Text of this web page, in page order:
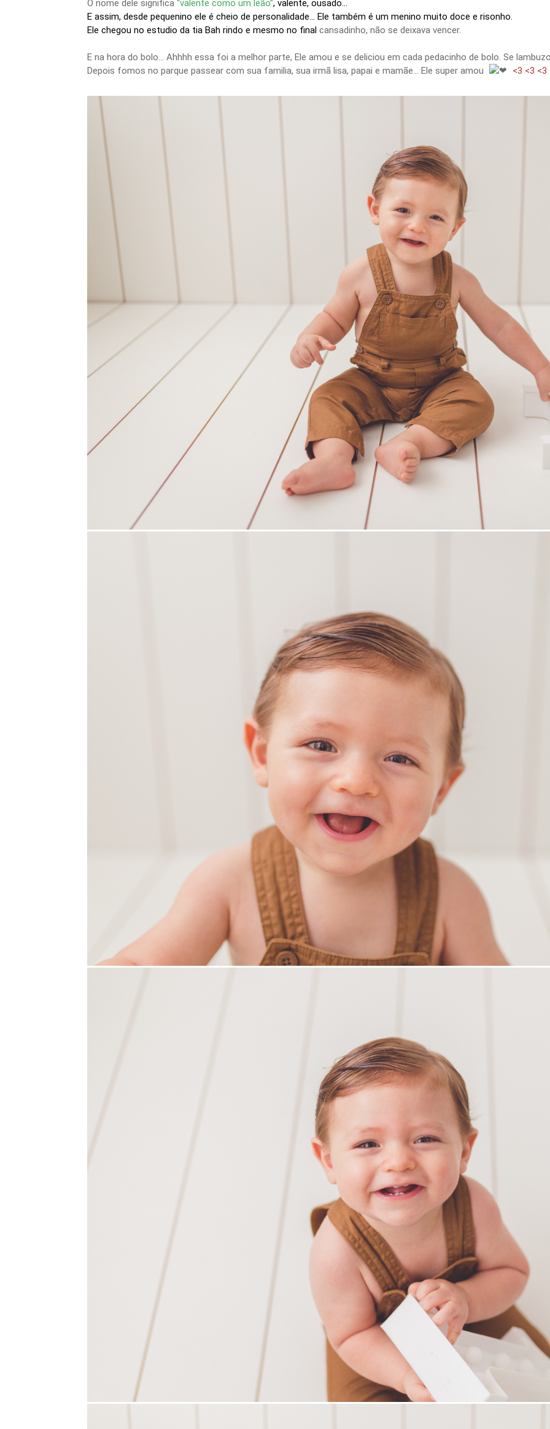
O nome dele significa “valente como um leão”, valente, ousado...
E assim, desde pequenino ele é cheio de personalidade... Ele também é um menino muito doce e risonho.
Ele chegou no estudio da tia Bah rindo e mesmo no final cansadinho, não se deixava vencer.
E na hora do bolo... Ahhhh essa foi a melhor parte, Ele amou e se deliciou em cada pedacinho de bolo. Se
Depois fomos no parque passear com sua familia, sua irmã lisa, papai e mamãe... Ele super amou
<3 <3 <3